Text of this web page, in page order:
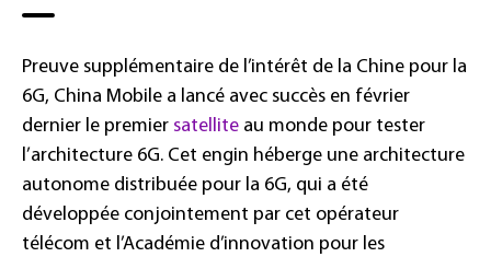
Preuve supplémentaire de l’intérêt de la Chine pour la
6G, China Mobile a lancé avec succès en février
dernier le premier satellite au monde pour tester
l’architecture 6G. Cet engin héberge une architecture
autonome distribuée pour la 6G, qui a été
développée conjointement par cet opérateur
télécom et l’Académie d’innovation pour les